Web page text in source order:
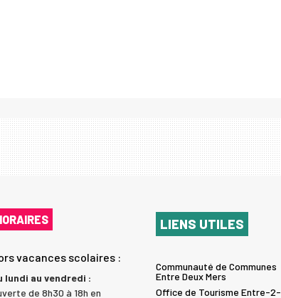
vacances scolaires :
lundi au vendredi :
de 8h30 à 18h en
LIENS UTILES
Communauté de Communes
Entre Deux Mers
Office de Tourisme Entre-2-